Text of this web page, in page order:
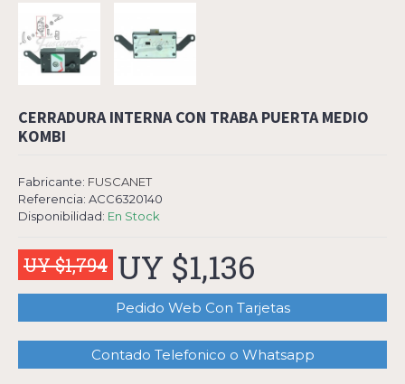
CERRADURA INTERNA CON TRABA PUERTA MEDIO
KOMBI
Fabricante: FUSCANET
Referencia: ACC6320140
Disponibilidad: En Stock
UY $1,794 UY $1,136
Pedido Web Con Tarjetas
Contado Telefonico o Whatsapp